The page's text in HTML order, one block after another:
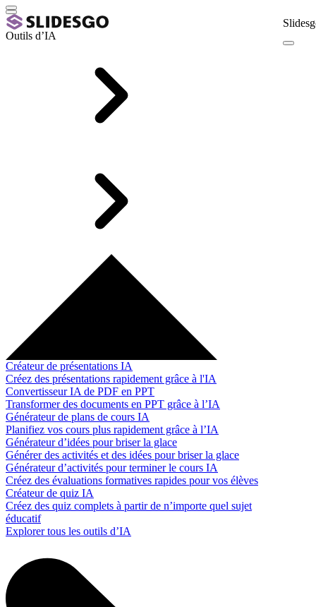
Outils d’IA
Créateur de présentations IA
Créez des présentations rapidement grâce à l'IA
Convertisseur IA de PDF en PPT
Transformer des documents en PPT grâce à l’IA
Générateur de plans de cours IA
Planifiez vos cours plus rapidement grâce à l’IA
Générateur d’idées pour briser la glace
Générer des activités et des idées pour briser la glace
Générateur d’activités pour terminer le cours IA
Créez des évaluations formatives rapides pour vos élèves
Créateur de quiz IA
Créez des quiz complets à partir de n’importe quel sujet
éducatif
Explorer tous les outils d’IA